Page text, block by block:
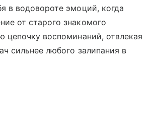
в водовороте эмоций, когда
от старого знакомого
цепочку воспоминаний, отвлекая
сильнее любого залипания в